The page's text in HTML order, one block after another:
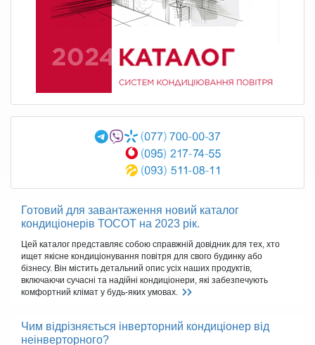
Готовий для завантаження новий каталог
кондиціонерів ТОСОТ на 2023 рік.
Цей каталог представляє собою справжній довідник для тех, хто
ищет якісне кондиціонування повітря для свого будинку або
бізнесу. Він містить детальний опис усіх наших продуктів,
включаючи сучасні та надійні кондиціонери, які забезпечують
комфортний клімат у будь-яких умовах.
Чим відрізняється інверторний кондиціонер від
неінверторного?